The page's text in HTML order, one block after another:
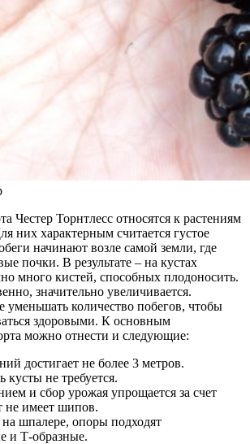
Честер Торнтлесс относятся к растениям
них характерным считается густое
начинают возле самой земли, где
почки. В результате – на кустах
много кистей, способных плодоносить.
значительно увеличивается.
уменьшать количество побегов, чтобы
здоровыми. К основным
можно отнести и следующие:
достигает не более 3 метров.
не требуется.
и сбор урожая упрощается за счет
не имеет шипов.
на шпалере, опоры подходят
и Т-образные.